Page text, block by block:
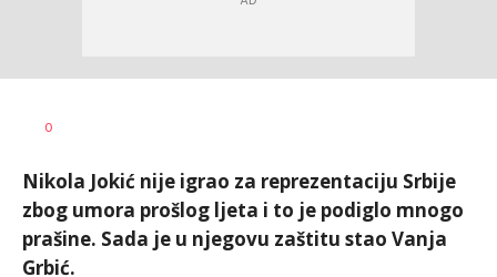
0
Nikola Jokić nije igrao za reprezentaciju Srbije
zbog umora prošlog ljeta i to je podiglo mnogo
prašine. Sada je u njegovu zaštitu stao Vanja
Grbić.